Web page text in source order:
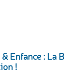
Enfance : La
!